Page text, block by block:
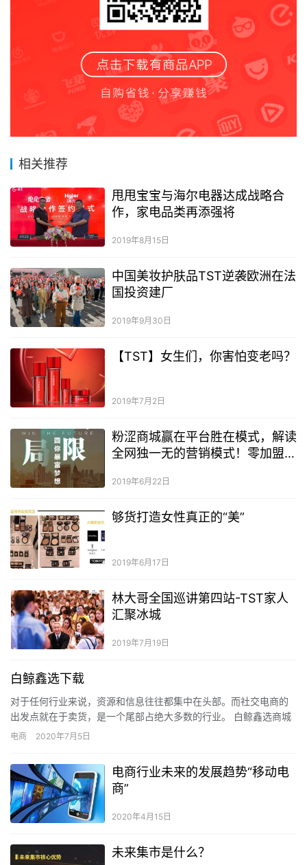
相关推荐
甩甩宝宝与海尔电器达成战略合
作，家电品类再添强将
2019年8月15日
中国美妆护肤品TST逆袭欧洲在法
国投资建厂
2019年9月30日
【TST】女生们，你害怕变老吗？
2019年7月2日
粉涩商城赢在平台胜在模式，解读
全网独一无的营销模式！零加盟
货！！
2019年6月22日
够货打造女性真正的“美”
2019年6月17日
林大哥全国巡讲第四站-TST家人
汇聚冰城
2019年7月19日
白鲸鑫选下载
对于任何行业来说，资源和信息往往都集中在头部。而社交电商的
出发点就在于卖货，是一个尾部占绝大多数的行业。 白鲸鑫选商城
为何社交电商这么火？ 为什么社交电商现在这么火？本质上是因
电商 2020年7月5日
电商行业未来的发展趋势“移动电
商”
2020年4月15日
未来集市是什么？